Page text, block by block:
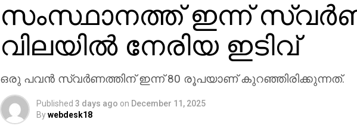
സംസ്ഥാനത്ത് ഇന്ന്
വിലയില്‍ നേരിയ ഇടിവ്
ഒരു പവന്‍ സ്വര്‍ണത്തിന് ഇന്ന് 80 രൂപയാണ് കുറഞ്ഞിരിക്കുന്നത്.
Published 3 days ago on December 11, 2025
Bywebdesk18